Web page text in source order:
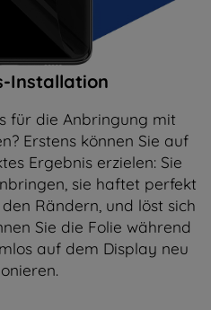
Installation
für die Anbringung mit
Erstens können Sie auf
Ergebnis erzielen: Sie
sie haftet perfekt
Rändern, und löst sich
Sie die Folie während
auf dem Display neu